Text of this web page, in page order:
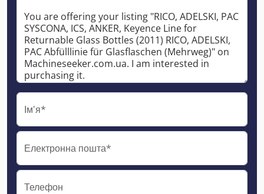
Ім'я*
Електронна пошта*
Телефон